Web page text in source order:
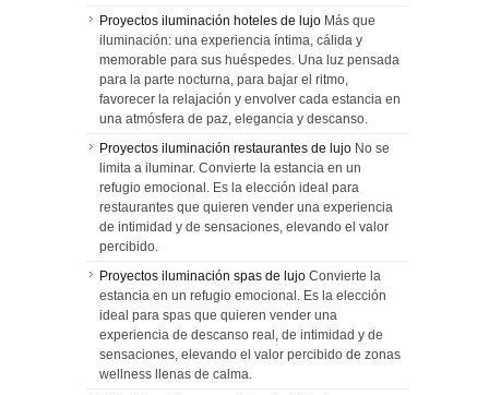
Proyectos iluminación hoteles de lujo Más que
iluminación: una experiencia íntima, cálida y
memorable para sus huéspedes. Una luz pensada
para la parte nocturna, para bajar el ritmo,
favorecer la relajación y envolver cada estancia en
una atmósfera de paz, elegancia y descanso.
Proyectos iluminación restaurantes de lujo No se
limita a iluminar. Convierte la estancia en un
refugio emocional. Es la elección ideal para
restaurantes que quieren vender una experiencia
de intimidad y de sensaciones, elevando el valor
percibido.
Proyectos iluminación spas de lujo Convierte la
estancia en un refugio emocional. Es la elección
ideal para spas que quieren vender una
experiencia de descanso real, de intimidad y de
sensaciones, elevando el valor percibido de zonas
wellness llenas de calma.